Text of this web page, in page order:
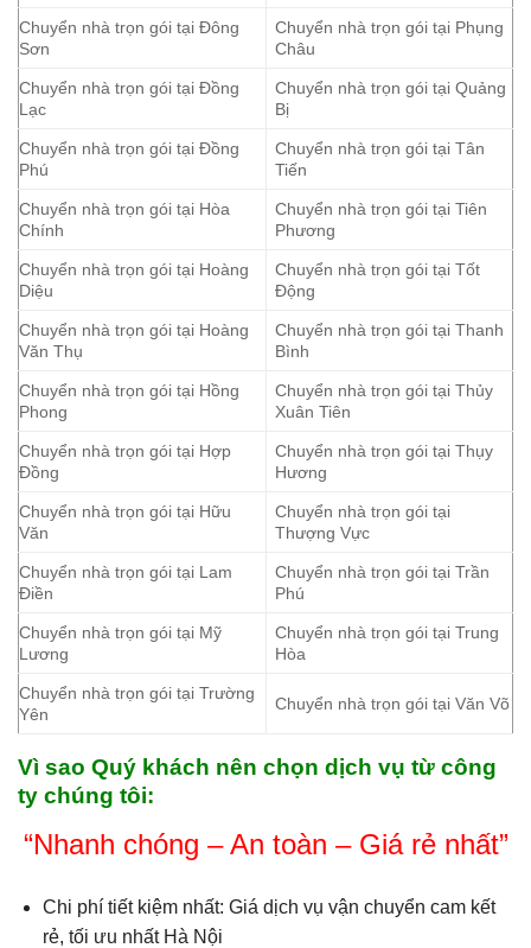
Chuyển nhà trọn gói tại Đông
Sơn
Chuyển nhà trọn gói tại Phụng
Châu
Chuyển nhà trọn gói tại Đồng
Lạc
Chuyển nhà trọn gói tại Quảng
Bị
Chuyển nhà trọn gói tại Đồng
Phú
Chuyển nhà trọn gói tại Tân
Tiến
Chuyển nhà trọn gói tại Hòa
Chính
Chuyển nhà trọn gói tại Tiên
Phương
Chuyển nhà trọn gói tại Hoàng
Diệu
Chuyển nhà trọn gói tại Tốt
Động
Chuyển nhà trọn gói tại Hoàng
Văn Thụ
Chuyển nhà trọn gói tại Thanh
Bình
Chuyển nhà trọn gói tại Hồng
Phong
Chuyển nhà trọn gói tại Thủy
Xuân Tiên
Chuyển nhà trọn gói tại Hợp
Đồng
Chuyển nhà trọn gói tại Thụy
Hương
Chuyển nhà trọn gói tại Hữu
Văn
Chuyển nhà trọn gói tại
Thượng Vực
Chuyển nhà trọn gói tại Lam
Điền
Chuyển nhà trọn gói tại Trần
Phú
Chuyển nhà trọn gói tại Mỹ
Lương
Chuyển nhà trọn gói tại Trung
Hòa
Chuyển nhà trọn gói tại Trường
Yên
Chuyển nhà trọn gói tại Văn Võ
Vì sao Quý khách nên chọn dịch vụ từ công
ty chúng tôi:
“Nhanh chóng – An toàn – Giá rẻ nhất”
Chi phí tiết kiệm nhất: Giá dịch vụ vận chuyển cam kết
rẻ, tối ưu nhất Hà Nội